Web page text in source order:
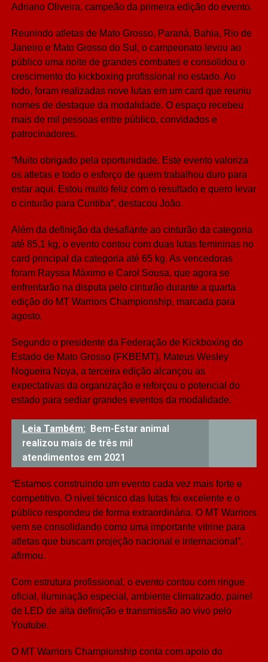
Adriano Oliveira, campeão da primeira edição do evento.
Reunindo atletas de Mato Grosso, Paraná, Bahia, Rio de
Janeiro e Mato Grosso do Sul, o campeonato levou ao
público uma noite de grandes combates e consolidou o
crescimento do kickboxing profissional no estado. Ao
todo, foram realizadas nove lutas em um card que reuniu
nomes de destaque da modalidade. O espaço recebeu
mais de mil pessoas entre público, convidados e
patrocinadores.
“Muito obrigado pela oportunidade. Este evento valoriza
os atletas e todo o esforço de quem trabalhou duro para
estar aqui. Estou muito feliz com o resultado e quero levar
o cinturão para Curitiba”, destacou João.
Além da definição da desafiante ao cinturão da categoria
até 85,1 kg, o evento contou com duas lutas femininas no
card principal da categoria até 65 kg. As vencedoras
foram Rayssa Máximo e Carol Sousa, que agora se
enfrentarão na disputa pelo cinturão durante a quarta
edição do MT Warriors Championship, marcada para
agosto.
Segundo o presidente da Federação de Kickboxing do
Estado de Mato Grosso (FKBEMT), Mateus Wesley
Nogueira Noya, a terceira edição alcançou as
expectativas da organização e reforçou o potencial do
estado para sediar grandes eventos da modalidade.
Leia Também: Bem-Estar animal
realizou mais de três mil
atendimentos em 2021
“Estamos construindo um evento cada vez mais forte e
competitivo. O nível técnico das lutas foi excelente e o
público respondeu de forma extraordinária. O MT Warriors
vem se consolidando como uma importante vitrine para
atletas que buscam projeção nacional e internacional”,
afirmou.
Com estrutura profissional, o evento contou com ringue
oficial, iluminação especial, ambiente climatizado, painel
de LED de alta definição e transmissão ao vivo pelo
Youtube.
O MT Warriors Championship conta com apoio do